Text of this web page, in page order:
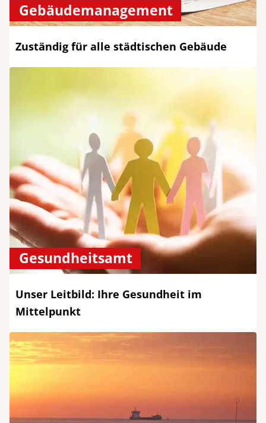
Gebäudemanagement
Zuständig für alle städtischen Gebäude
Gesundheitsamt
Unser Leitbild: Ihre Gesundheit im
Mittelpunkt